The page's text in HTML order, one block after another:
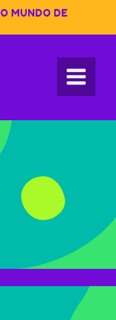
O MUNDO DE